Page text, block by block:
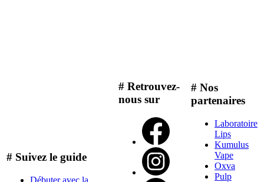
# Suivez le guide
Débuter avec la
# Retrouvez-
nous sur
# Nos
partenaires
Laboratoire
Lips
Kumulus
Vape
Oxva
Pulp